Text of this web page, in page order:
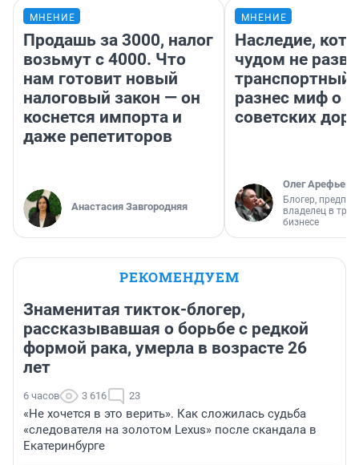
МНЕНИЕ
Продашь за 3000, налог
возьмут с 4000. Что
нам готовит новый
налоговый закон — он
коснется импорта и
даже репетиторов
Анастасия Завгородняя
МНЕНИЕ
Наследие,
чудом не
транспортный
разнес миф о
советских
Олег Арефьев
Блогер,
владелец в
бизнесе
РЕКОМЕНДУЕМ
Знаменитая тикток-блогер,
рассказывавшая о борьбе с редкой
формой рака, умерла в возрасте 26
лет
6 часов 3 616 23
«Не хочется в это верить». Как сложилась судьба
«следователя на золотом Lexus» после скандала в
Екатеринбурге